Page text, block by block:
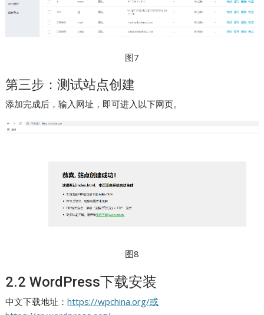
图7
第三步：测试站点创建
添加完成后，输入网址，即可进入以下网页。
图8
2.2 WordPress下载安装
中文下载地址：https://wpchina.org/或